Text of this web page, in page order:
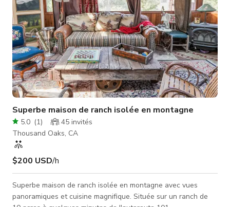
Superbe maison de ranch isolée en montagne
5.0 (1) 45 invités
Thousand Oaks, CA
$200 USD/h
Superbe maison de ranch isolée en montagne avec vues
panoramiques et cuisine magnifique. Située sur un ranch de